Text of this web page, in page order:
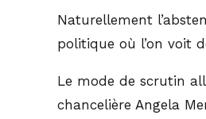
Naturellement
politique où l’on voit
Le mode de scrutin
chancelière Angela